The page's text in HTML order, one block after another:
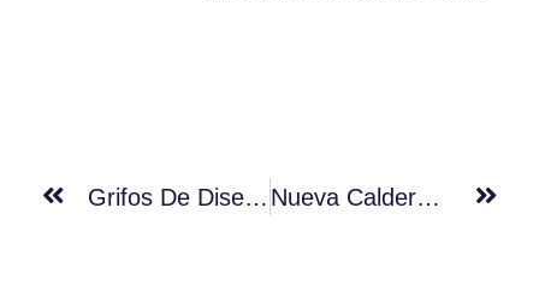
Grifos De Diseño Nava Inspirados En Las Formas Del Mar Nueva Caldera Beretta CIAO X